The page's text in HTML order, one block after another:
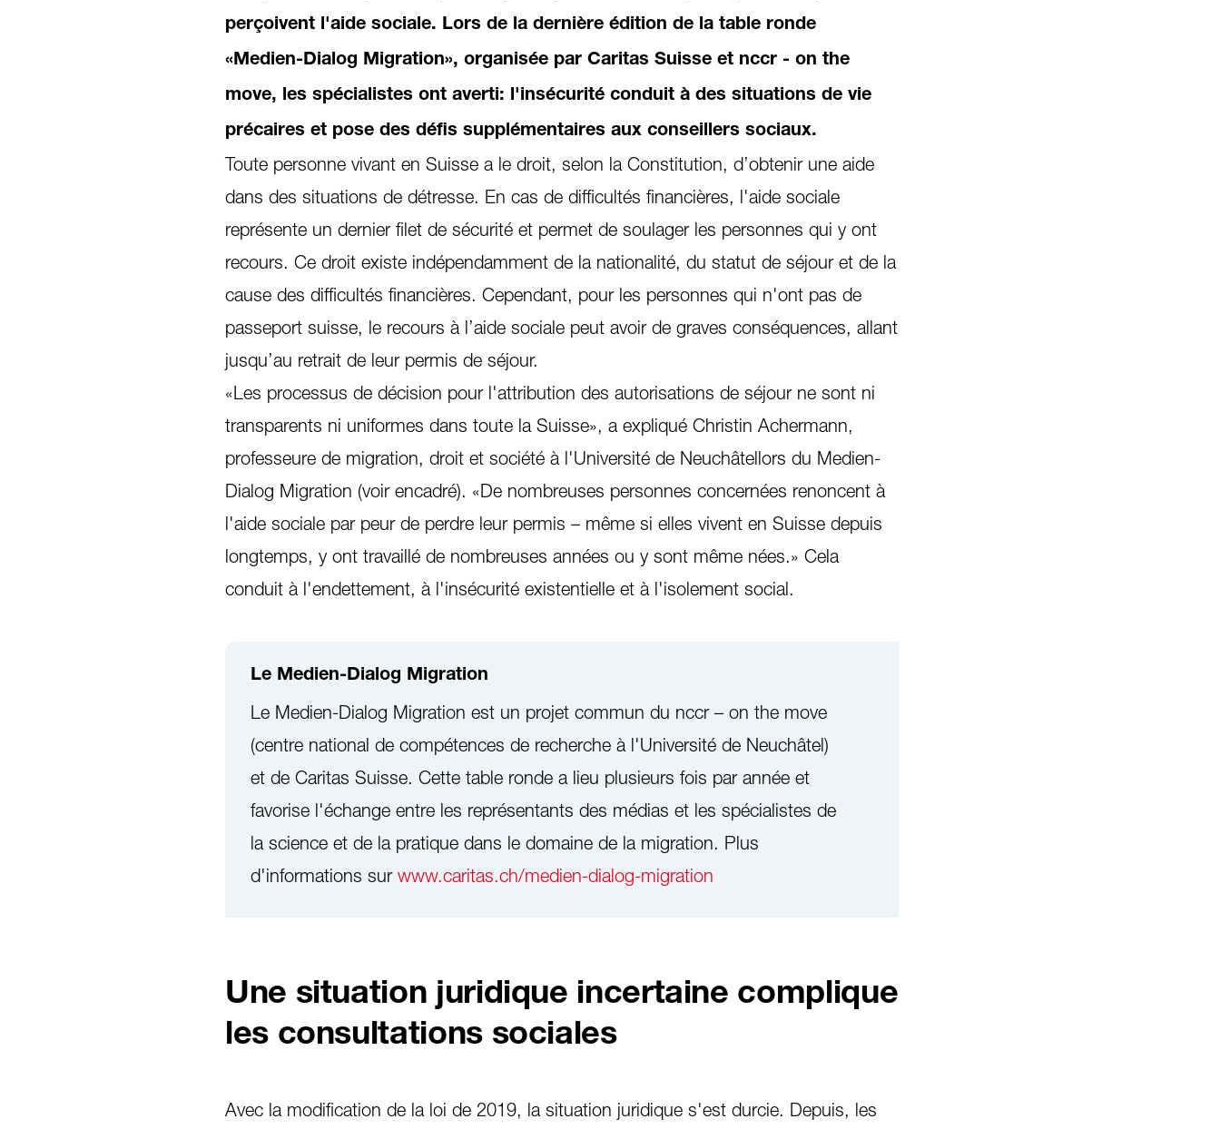
perçoivent l'aide sociale. Lors de la dernière édition de la table ronde
«Medien-Dialog Migration», organisée par Caritas Suisse et nccr - on the
move, les spécialistes ont averti: l'insécurité conduit à des situations de vie
précaires et pose des défis supplémentaires aux conseillers sociaux.
Toute personne vivant en Suisse a le droit, selon la Constitution, d’obtenir une aide
dans des situations de détresse. En cas de difficultés financières, l'aide sociale
représente un dernier filet de sécurité et permet de soulager les personnes qui y ont
recours. Ce droit existe indépendamment de la nationalité, du statut de séjour et de la
cause des difficultés financières. Cependant, pour les personnes qui n'ont pas de
passeport suisse, le recours à l’aide sociale peut avoir de graves conséquences, allant
jusqu’au retrait de leur permis de séjour.
«Les processus de décision pour l'attribution des autorisations de séjour ne sont ni
transparents ni uniformes dans toute la Suisse», a expliqué Christin Achermann,
professeure de migration, droit et société à l'Université de Neuchâtellors du Medien-
Dialog Migration (voir encadré). «De nombreuses personnes concernées renoncent à
l'aide sociale par peur de perdre leur permis – même si elles vivent en Suisse depuis
longtemps, y ont travaillé de nombreuses années ou y sont même nées.» Cela
conduit à l'endettement, à l'insécurité existentielle et à l'isolement social.
Le Medien-Dialog Migration
Le Medien-Dialog Migration est un projet commun du nccr – on the move
(centre national de compétences de recherche à l'Université de Neuchâtel)
et de Caritas Suisse. Cette table ronde a lieu plusieurs fois par année et
favorise l'échange entre les représentants des médias et les spécialistes de
la science et de la pratique dans le domaine de la migration. Plus
d'informations sur www.caritas.ch/medien-dialog-migration
Une situation juridique incertaine complique
les consultations sociales
Avec la modification de la loi de 2019, la situation juridique s'est durcie. Depuis, les